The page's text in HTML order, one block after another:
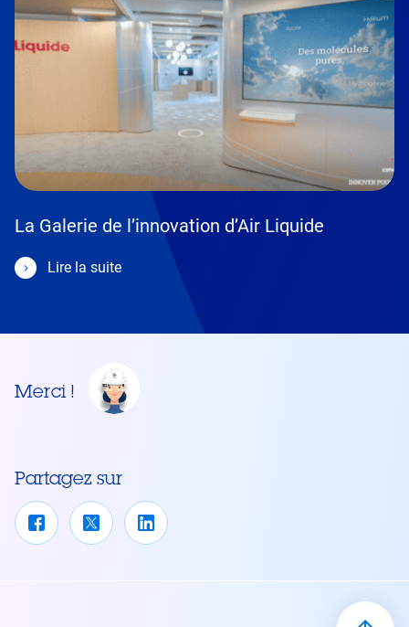
La Galerie de l’innovation d’Air Liquide
Lire la suite
Merci !
Partagez sur